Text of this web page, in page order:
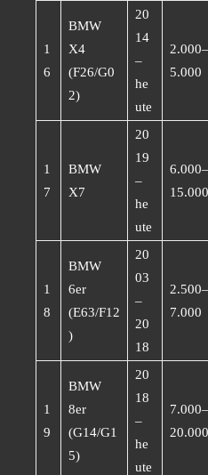
1
6
BMW
X4
(F26/G0
2)
20
14
–
he
ute
2.000–
5.000
1
7
BMW
X7
20
19
–
he
ute
6.000–
15.000
1
8
BMW
6er
(E63/F12
)
20
03
–
20
18
2.500–
7.000
1
9
BMW
8er
(G14/G1
5)
20
18
–
he
ute
7.000–
20.000